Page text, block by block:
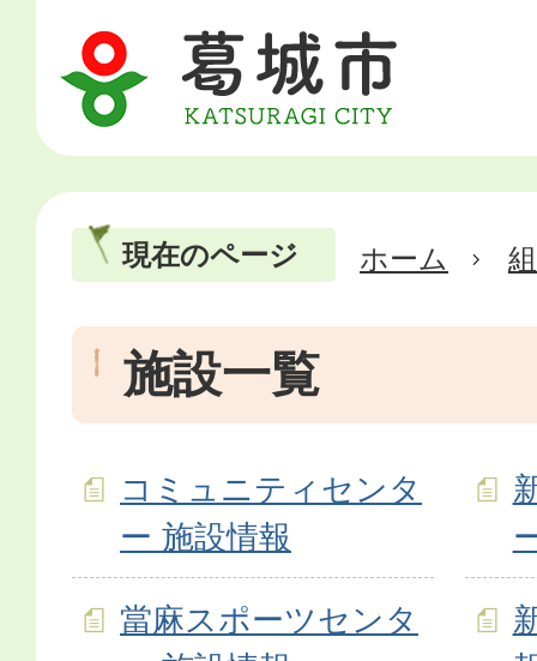
現在のページ ホーム
施設一覧
コミュニティセンタ
ー 施設情報
當麻スポーツセンタ